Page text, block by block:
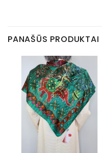
PANAŠŪS PRODUKTAI